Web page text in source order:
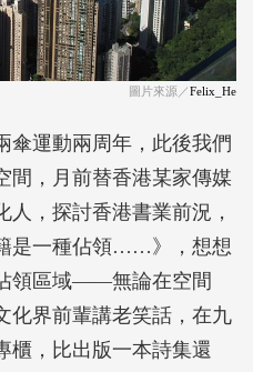
圖片來源／Felix_He
傘運動兩周年，此後我們
間，月前替香港某家傳媒
，探討香港書業前況，
是一種佔領……》，想想
領區域——無論在空間
化界前輩講老笑話，在九
櫃，比出版一本詩集還